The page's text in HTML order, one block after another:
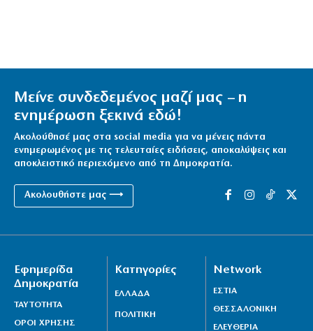
Μείνε συνδεδεμένος μαζί μας – η
ενημέρωση ξεκινά εδώ!
Ακολούθησέ μας στα social media για να μένεις πάντα
ενημερωμένος με τις τελευταίες ειδήσεις, αποκαλύψεις και
αποκλειστικό περιεχόμενο από τη Δημοκρατία.
Ακολουθήστε μας ⟶
Εφημερίδα
Δημοκρατία
ΤΑΥΤΟΤΗΤΑ
ΟΡΟΙ ΧΡΗΣΗΣ
Κατηγορίες
ΕΛΛΑΔΑ
ΠΟΛΙΤΙΚΗ
Network
ΕΣΤΙΑ
ΘΕΣΣΑΛΟΝΙΚΗ
ΕΛΕΥΘΕΡΙΑ